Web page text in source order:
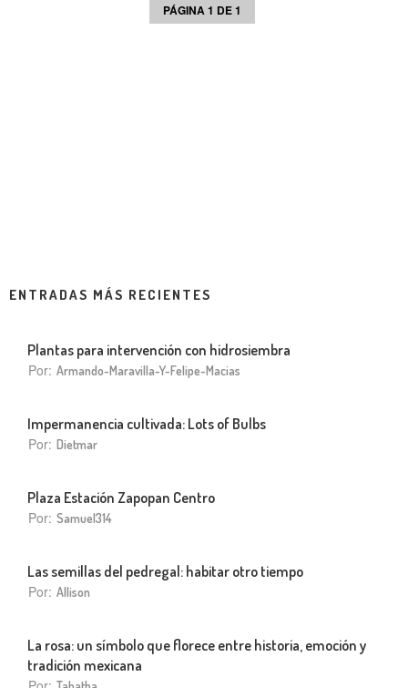
PÁGINA 1 DE 1
ENTRADAS MÁS RECIENTES
Plantas para intervención con hidrosiembra
Por: Armando-Maravilla-Y-Felipe-Macias
Impermanencia cultivada: Lots of Bulbs
Por: Dietmar
Plaza Estación Zapopan Centro
Por: Samuel314
Las semillas del pedregal: habitar otro tiempo
Por: Allison
La rosa: un símbolo que florece entre historia, emoción y
tradición mexicana